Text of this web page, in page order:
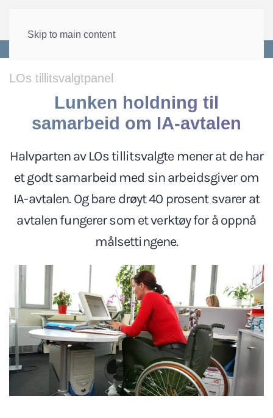
Skip to main content
LOs tillitsvalgtpanel
Lunken holdning til
samarbeid om IA-avtalen
Halvparten av LOs tillitsvalgte mener at de har
et godt samarbeid med sin arbeidsgiver om
IA-avtalen. Og bare drøyt 40 prosent svarer at
avtalen fungerer som et verktøy for å oppnå
målsettingene.